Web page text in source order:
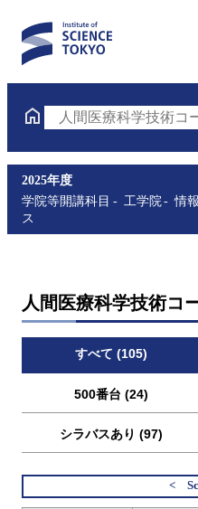
人間医療科学技術コ
2025年度
学院等開講科目
工学院 情
ス
人間医療科学技術コ
すべて (105)
500番台 (24)
シラバスあり (97)